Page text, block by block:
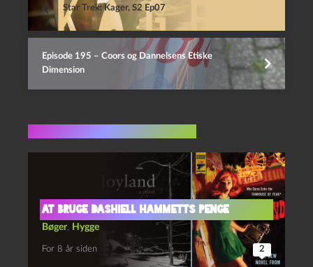
Star Trek: Kager, S2 Ep07
Episode 195 – Coors og Dannelsens Etiske
Dimension
At bruge Dashiell Hammetts penge
Bøger, Hygge
For 8 år siden 2